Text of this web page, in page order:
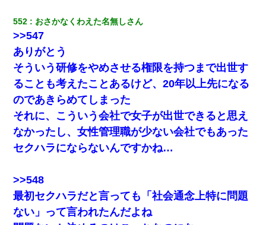
【衝撃】嫁父の会社に勤続１０年、手取り１４万 → 俺「２２万も
らえる会社から誘われた。転職したい」義父「クビ！（激怒」嫁
「離婚！（激怒」
童貞俺、宅飲みした女友達2人を家に泊めた結果ｗｗｗｗｗｗ
とっさに女児を捕まえたら変質者扱いされた。母親「あっち行っ
てよ！気持ち悪い！（ｼｯｼｯ」→ 後日、俺を見つけた母親がすっ飛
んできて・・・
さっき嫁から、「愛しています」ってメールが届いた。俺も「愛
してます」って送ったら
17年飼っていた犬が亡くなった。鼻水垂らし嗚咽する私に、猫が
近づいて頭突きをしてきて…
552 おさかなくわえた名無しさん
>>547
ありがとう
そういう研修をやめさせる権限を持つまで出世す
ることも考えたことあるけど、20年以上先になる
のであきらめてしまった
それに、こういう会社で女子が出世できると思え
なかったし、女性管理職が少ない会社でもあった
セクハラにならないんですかね…
>>548
最初セクハラだと言っても「社会通念上特に問題
ない」って言われたんだよね